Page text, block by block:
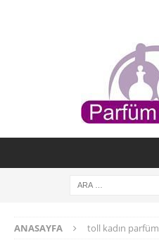
ANASAYFA toll kadın parfüm